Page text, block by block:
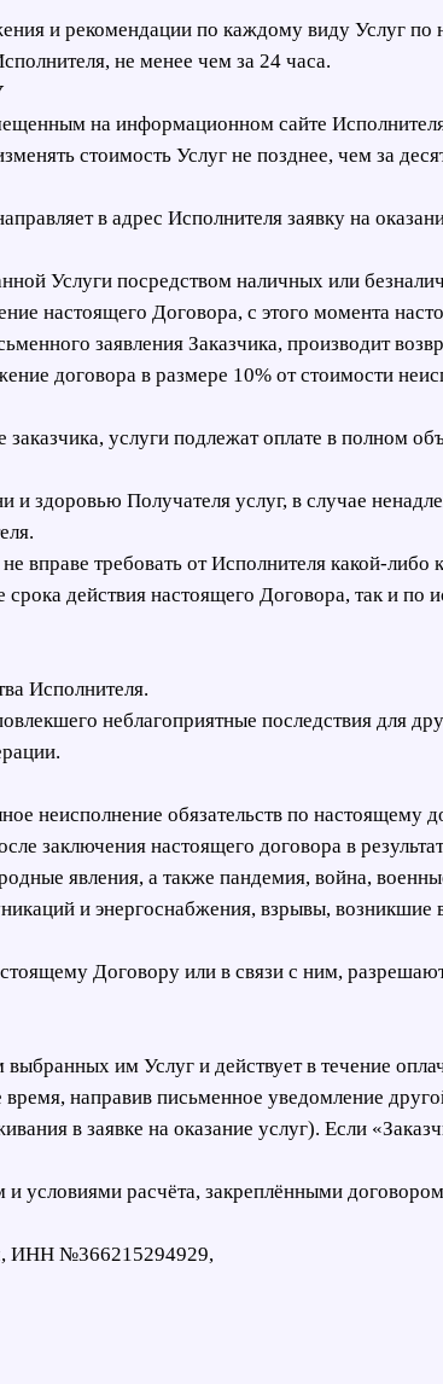
и рекомендации по каждому виду Услуг по
не менее чем за 24 часа.
на информационном сайте
стоимость Услуг не позднее, чем за
в адрес Исполнителя заявку на
Услуги посредством наличных или
настоящего Договора, с этого момента
заявления Заказчика, производит
договора в размере 10% от стоимости
услуги подлежат оплате в полном
и здоровью Получателя услуг, в случае
вправе требовать от Исполнителя какой-
действия настоящего Договора, так и по
Исполнителя.
неблагоприятные последствия для
неисполнение обязательств по настоящему
заключения настоящего договора в
явления, а также пандемия, война,
и энергоснабжения, взрывы, возникшие
Договору или в связи с ним,
им Услуг и действует в течение
направив письменное уведомление
в заявке на оказание услуг). Если
и условиями расчёта, закреплёнными
ИНН №366215294929,